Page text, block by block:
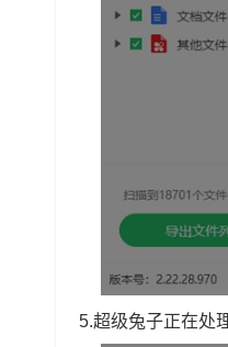
5.超级兔子正在处